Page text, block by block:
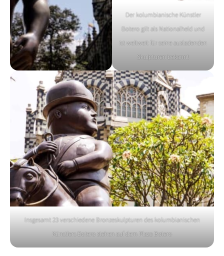
Der kolumbianische Künstler
Botero gilt als Nationalheld und
ist weltweit für seine ausladenden
Skulpturen bekannt
Insgesamt 23 verschiedene Bronzeskulpturen des kolumbianischen
Künstlers Botero stehen auf dem Plaza Botero